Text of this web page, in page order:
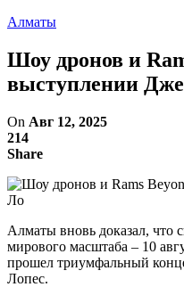
Алматы
Шоу дронов и
выступлении
On Авг 12, 2025
214
Share
Алматы вновь доказал, что
мирового масштаба – 10
прошел триумфальный
Лопес.